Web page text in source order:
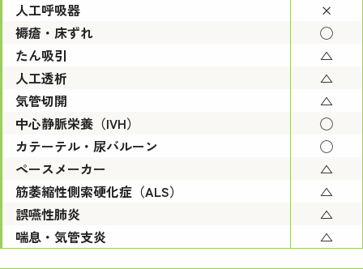
人工呼吸器
×
褥瘡・床ずれ
◯
たん吸引
△
人工透析
△
気管切開
△
中心静脈栄養（IVH）
◯
カテーテル・尿バルーン
◯
ペースメーカー
△
筋萎縮性側索硬化症（ALS）
△
誤嚥性肺炎
△
喘息・気管支炎
△